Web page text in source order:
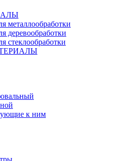
металлообработки
деревообработки
стеклообработки
к ним